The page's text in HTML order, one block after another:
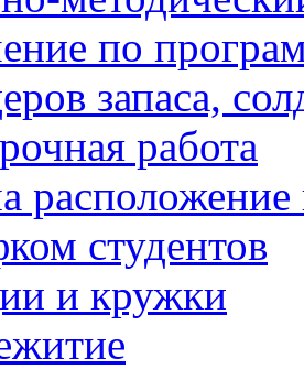
по
запаса,
работа
расположение
студентов
и кружки